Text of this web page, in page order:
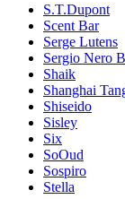
S.T.Dupont
Scent Bar
Serge Lutens
Sergio Nero
Shaik
Shanghai
Shiseido
Sisley
Six
SoOud
Sospiro
Stella